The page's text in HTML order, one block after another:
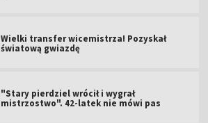
Wielki transfer wicemistrza! Pozyskał
światową gwiazdę
"Stary pierdziel wrócił i wygrał
mistrzostwo". 42-latek nie mówi pas